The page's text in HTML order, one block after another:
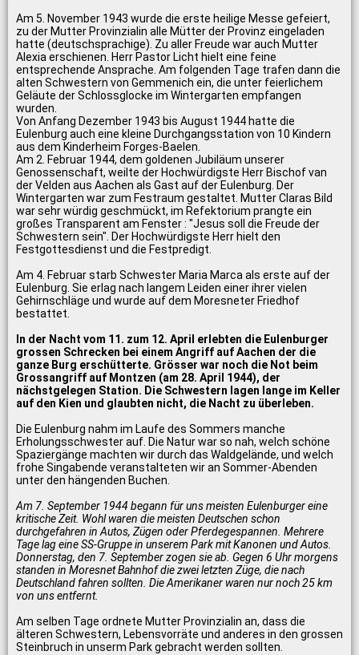
Am 5. November 1943 wurde die erste heilige Messe gefeiert,
zu der Mutter Provinzialin alle Mütter der Provinz eingeladen
hatte (deutschsprachige). Zu aller Freude war auch Mutter
Alexia erschienen. Herr Pastor Licht hielt eine feine
entsprechende Ansprache. Am folgenden Tage trafen dann die
alten Schwestern von Gemmenich ein, die unter feierlichem
Geläute der Schlossglocke im Wintergarten empfangen
wurden.
Von Anfang Dezember 1943 bis August 1944 hatte die
Eulenburg auch eine kleine Durchgangsstation von 10 Kindern
aus dem Kinderheim Forges-Baelen.
Am 2. Februar 1944, dem goldenen Jubiläum unserer
Genossenschaft, weilte der Hochwürdigste Herr Bischof van
der Velden aus Aachen als Gast auf der Eulenburg. Der
Wintergarten war zum Festraum gestaltet. Mutter Claras Bild
war sehr würdig geschmückt, im Refektorium prangte ein
großes Transparent am Fenster : "Jesus soll die Freude der
Schwestern sein". Der Hochwürdigste Herr hielt den
Festgottesdienst und die Festpredigt.
Am 4. Februar starb Schwester Maria Marca als erste auf der
Eulenburg. Sie erlag nach langem Leiden einer ihrer vielen
Gehirnschläge und wurde auf dem Moresneter Friedhof
bestattet.
In der Nacht vom 11. zum 12. April erlebten die Eulenburger
grossen Schrecken bei einem Angriff auf Aachen der die
ganze Burg erschütterte. Grösser war noch die Not beim
Grossangriff auf Montzen (am 28. April 1944), der
nächstgelegen Station. Die Schwestern lagen lange im Keller
auf den Kien und glaubten nicht, die Nacht zu überleben.
Die Eulenburg nahm im Laufe des Sommers manche
Erholungsschwester auf. Die Natur war so nah, welch schöne
Spaziergänge machten wir durch das Waldgelände, und welch
frohe Singabende veranstalteten wir an Sommer-Abenden
unter den hängenden Buchen.
Am 7. September 1944 begann für uns meisten Eulenburger eine
kritische Zeit. Wohl waren die meisten Deutschen schon
durchgefahren in Autos, Zügen oder Pferdegespannen. Mehrere
Tage lag eine SS-Gruppe in unserem Park mit Kanonen und Autos.
Donnerstag, den 7. September zogen sie ab. Gegen 6 Uhr morgens
standen in Moresnet Bahnhof die zwei letzten Züge, die nach
Deutschland fahren sollten. Die Amerikaner waren nur noch 25 km
von uns entfernt.
Am selben Tage ordnete Mutter Provinzialin an, dass die
älteren Schwestern, Lebensvorräte und anderes in den grossen
Steinbruch in unserm Park gebracht werden sollten.